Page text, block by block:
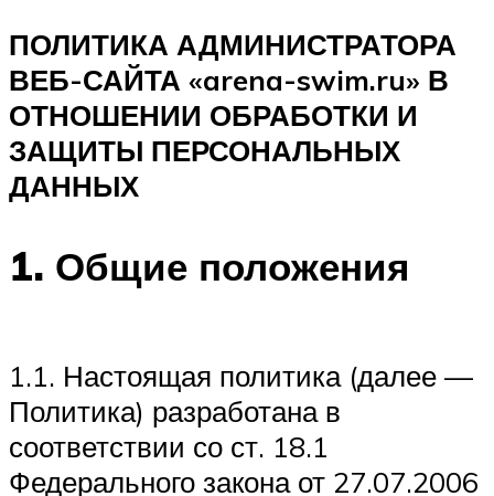
ПОЛИТИКА АДМИНИСТРАТОРА
ВЕБ-САЙТА «arena-swim.ru» В
ОТНОШЕНИИ ОБРАБОТКИ И
ЗАЩИТЫ ПЕРСОНАЛЬНЫХ
ДАННЫХ
1. Общие положения
1.1. Настоящая политика (далее —
Политика) разработана в
соответствии со ст. 18.1
Федерального закона от 27.07.2006